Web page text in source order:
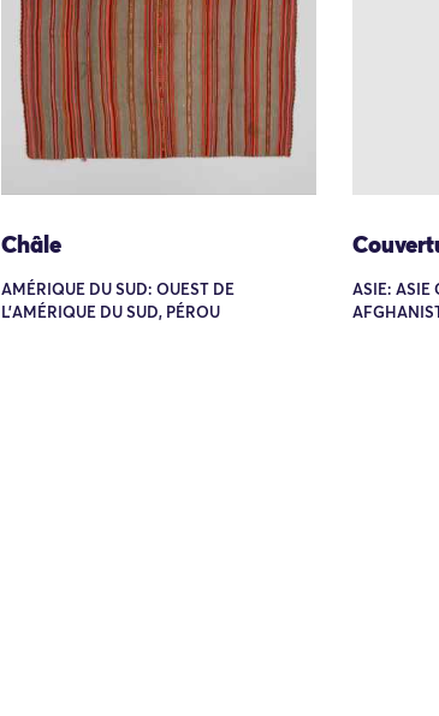
Châle
AMÉRIQUE DU SUD: OUEST DE
L'AMÉRIQUE DU SUD, PÉROU
ASIE: ASIE